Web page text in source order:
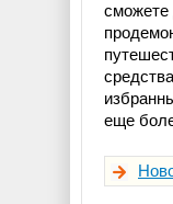
сможете
еще